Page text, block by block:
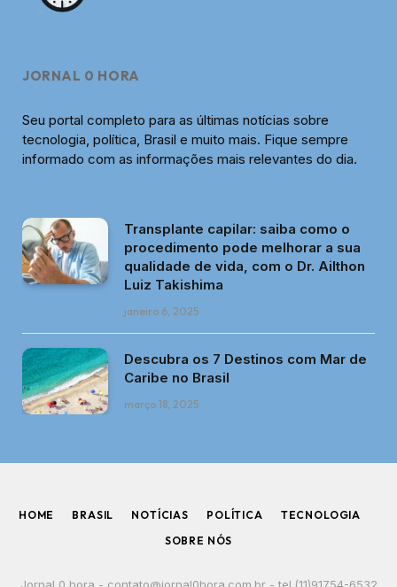
JORNAL 0 HORA
Seu portal completo para as últimas notícias sobre
tecnologia, política, Brasil e muito mais. Fique sempre
informado com as informações mais relevantes do dia.
Transplante capilar: saiba como o
procedimento pode melhorar a sua
qualidade de vida, com o Dr. Ailthon
Luiz Takishima
janeiro 6, 2025
Descubra os 7 Destinos com Mar de
Caribe no Brasil
março 18, 2025
HOME BRASIL NOTÍCIAS POLÍTICA
TECNOLOGIA
SOBRE NÓS